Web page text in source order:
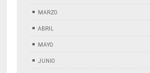
MARZO
ABRIL
MAYO
JUNIO